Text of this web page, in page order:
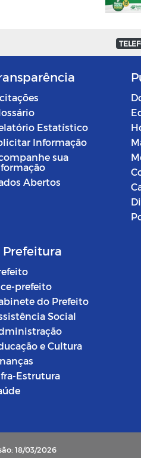
Estatístico
Informação
sua
Abertos
Prefeitura
prefeito
do Prefeito
Social
e Cultura
Estrutura
18/03/2026